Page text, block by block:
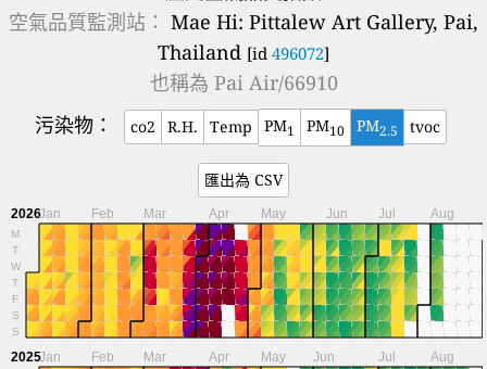
空氣品質監測站： Mae Hi: Pittalew Art Gallery, Pai,
Thailand [id 496072]
也稱為 Pai Air/66910
污染物：
co2 R.H. Temp PM1 PM10 PM2.5 tvoc
匯出為 CSV
2026
M
T
W
T
F
S
S
Jan Feb Mar Apr May Jun Jul Aug
2025Jan Feb Mar Apr May Jun Jul Aug